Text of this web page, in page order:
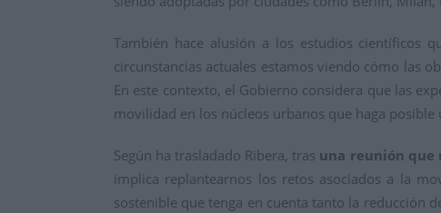
También hace alusión a los estudios científicos
circunstancias actuales estamos viendo cómo las
En este contexto, el Gobierno considera que las
movilidad en los núcleos urbanos que haga
Según ha trasladado Ribera, tras una reunión que
implica replantearnos los retos asociados a la
sostenible que tenga en cuenta tanto la reducción